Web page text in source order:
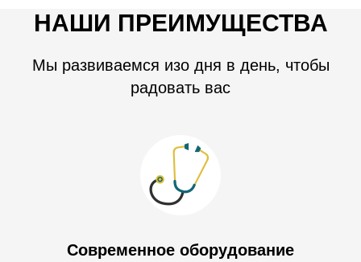
НАШИ ПРЕИМУЩЕСТВА
Мы развиваемся изо дня в день, чтобы
радовать вас
Современное оборудование